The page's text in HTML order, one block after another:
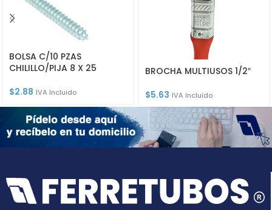
BOLSA C/10 PZAS
CHILILLO/PIJA 8 X 25
$2.88 IVA Incluido
BROCHA MULTIUSOS 1/2″
$5.63 IVA Incluido